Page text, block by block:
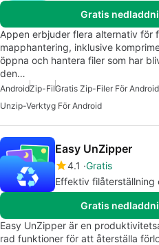
Gratis
Appen erbjuder flera alternativ för
mapphantering, inklusive
öppna och hantera filer som har
den…
AndroidZip-FilGratis Zip-Filer För Android
Unzip-Verktyg För Android
Easy UnZipper
4.1 Gratis
Effektiv filåterställning
Gratis
Easy UnZipper är en
rad funktioner för att återställa